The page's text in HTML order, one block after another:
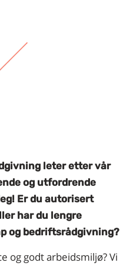
leter etter vår
og utfordrende
Er du autorisert
har du lengre
og bedriftsrådgivning?
og godt arbeidsmiljø? Vi